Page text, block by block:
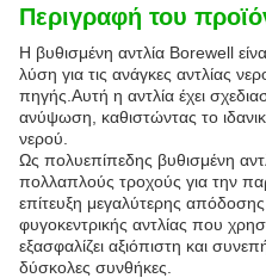
Περιγραφή του
Η βυθισμένη αντλία Borewell
λύση για τις ανάγκες αντλίας
πηγής.Αυτή η αντλία έχει
ανύψωση, καθιστώντας το
νερού.
Ως πολυεπίπεδης βυθισμένη
πολλαπλούς τροχούς για την
επίτευξη μεγαλύτερης
φυγοκεντρικής αντλίας που
εξασφαλίζει αξιόπιστη και
δύσκολες συνθήκες.